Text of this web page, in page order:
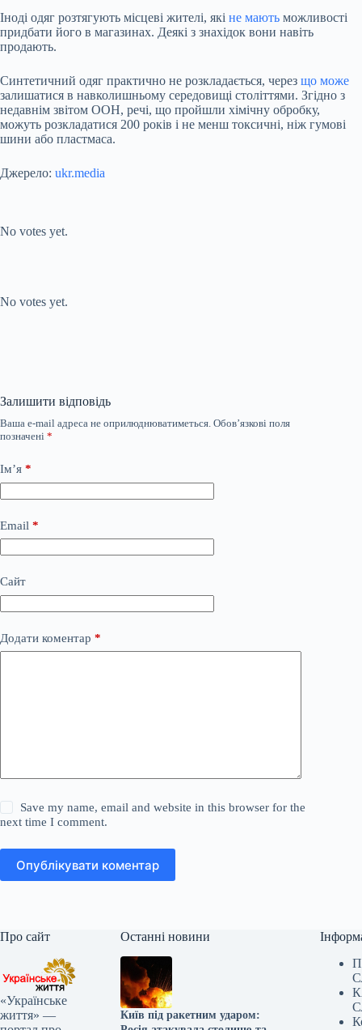
Іноді одяг розтягують місцеві жителі, які не мають можливості
придбати його в магазинах. Деякі з знахідок вони навіть
продають.
Синтетичний одяг практично не розкладається, через що може
залишатися в навколишньому середовищі століттями. Згідно з
недавнім звітом ООН, речі, що пройшли хімічну обробку,
можуть розкладатися 200 років і не менш токсичні, ніж гумові
шини або пластмаса.
Джерело: ukr.media
No votes yet.
No votes yet.
Залишити відповідь
Ваша e-mail адреса не оприлюднюватиметься. Обов’язкові поля
позначені *
Ім’я *
Email *
Сайт
Додати коментар *
Save my name, email and website in this browser for the
next time I comment.
Опублікувати коментар
Про сайт
«Українське
життя» —
Останні новини
Київ під ракетним ударом: